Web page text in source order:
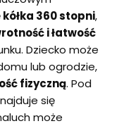
360 stopni,
i łatwość
Dziecko może
lub ogrodzie,
fizyczną. Pod
się
może